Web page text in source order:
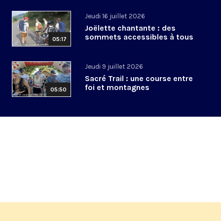
05:17
Jeudi 16 juillet 2026
Joëlette chantante : des
sommets accessibles à tous
05:50
Jeudi 9 juillet 2026
Sacré Trail : une course entre
foi et montagnes